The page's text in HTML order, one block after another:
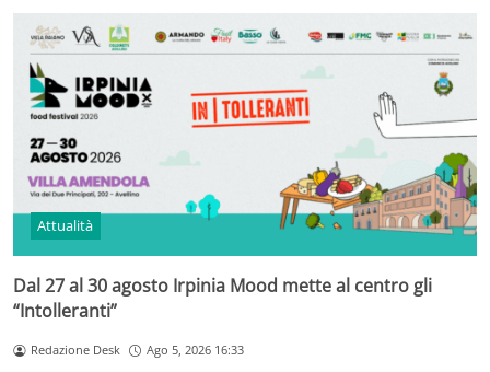
Attualità
Dal 27 al 30 agosto Irpinia Mood mette al centro gli
“Intolleranti”
Redazione Desk Ago 5, 2026 16:33